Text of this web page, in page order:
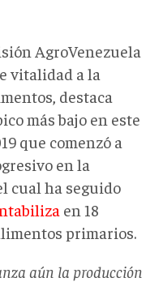
AgroVenezuela
vitalidad a la
destaca
más bajo en este
que comenzó a
en la
cual ha seguido
en 18
primarios.
aún la producción